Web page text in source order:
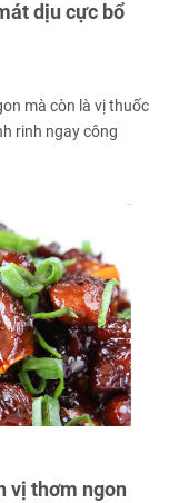
dịu cực bổ
mà còn là vị thuốc
rinh ngay công
vị thơm ngon